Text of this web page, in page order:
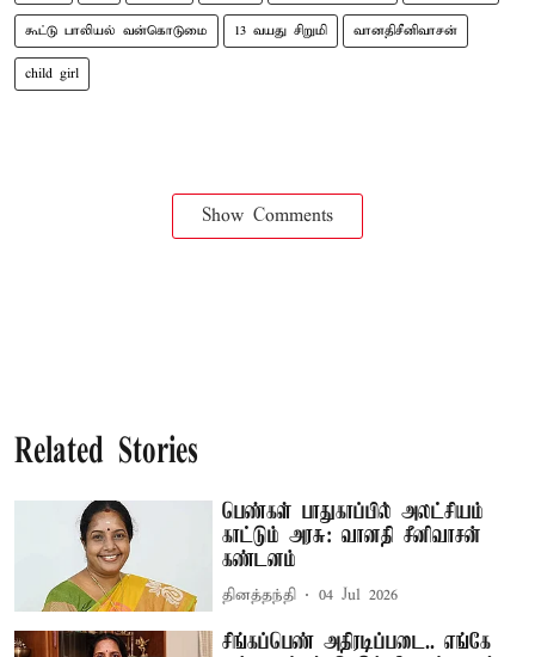
கூட்டு பாலியல் வன்கொடுமை 13 வயது சிறுமி வானதிசீனிவாசன்
child girl
Show Comments
Related Stories
பெண்கள் பாதுகாப்பில் அலட்சியம்
காட்டும் அரசு: வானதி சீனிவாசன்
கண்டனம்
தினத்தந்தி 04 Jul 2026
சிங்கப்பெண் அதிரடிப்படை.. எங்கே